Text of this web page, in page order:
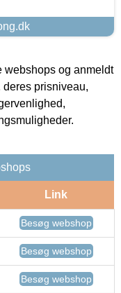
og anmeldt
deres prisniveau,
Link
Besøg webshop
Besøg webshop
Besøg webshop